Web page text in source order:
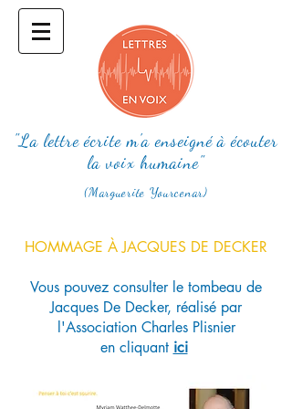
"La lettre écrite m'a enseigné à écouter
la voix humaine"
(Marguerite Yourcenar)
HOMMAGE À JACQUES DE DECKER
Vous pouvez consulter le tombeau de
Jacques De Decker, réalisé par
l'Association Charles Plisnier
en cliquant ici